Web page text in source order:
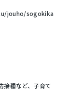
jouho/sogokika
接種など、子育て